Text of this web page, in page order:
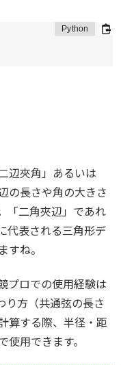
辺夾角」あるいは
の長さや角の大きさ
「二角夾辺」であれ
代表される三角形デ
ね。
プロでの使用経験は
り方（共通弦の長さ
算する際、半径・距
用できます。